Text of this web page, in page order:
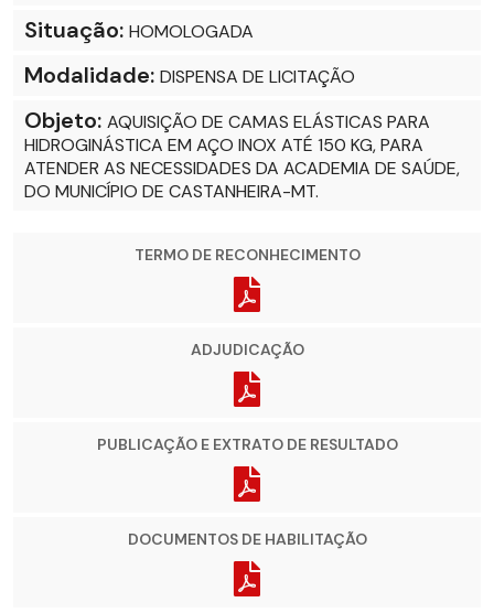
Situação: HOMOLOGADA
Modalidade: DISPENSA DE LICITAÇÃO
Objeto: AQUISIÇÃO DE CAMAS ELÁSTICAS PARA
HIDROGINÁSTICA EM AÇO INOX ATÉ 150 KG, PARA
ATENDER AS NECESSIDADES DA ACADEMIA DE SAÚDE,
DO MUNICÍPIO DE CASTANHEIRA-MT.
TERMO DE RECONHECIMENTO
ADJUDICAÇÃO
PUBLICAÇÃO E EXTRATO DE RESULTADO
DOCUMENTOS DE HABILITAÇÃO